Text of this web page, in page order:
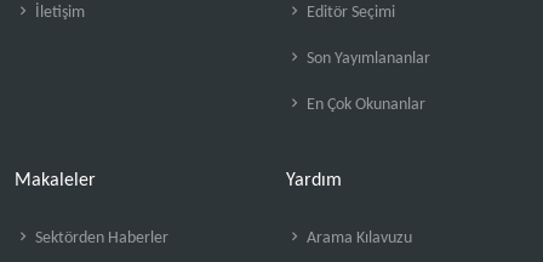
İletişim Editör Seçimi
Son Yayımlananlar
En Çok Okunanlar
Makaleler
Sektörden Haberler
Yardım
Arama Kılavuzu